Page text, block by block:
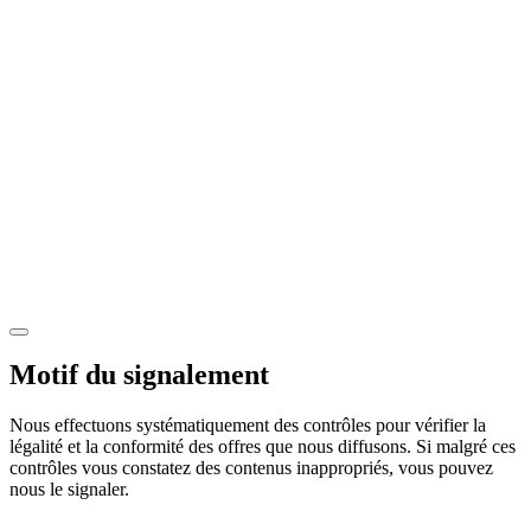
Motif du signalement
Nous effectuons systématiquement des contrôles pour vérifier la
légalité et la conformité des offres que nous diffusons. Si malgré ces
contrôles vous constatez des contenus inappropriés, vous pouvez
nous le signaler.